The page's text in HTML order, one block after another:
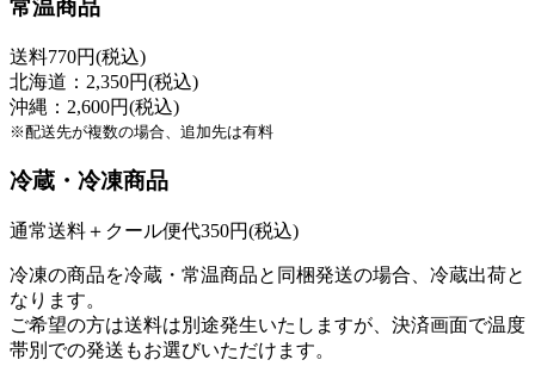
常温商品
送料770円(税込)
北海道：2,350円(税込)
沖縄：2,600円(税込)
※配送先が複数の場合、追加先は有料
冷蔵・冷凍商品
通常送料＋クール便代350円(税込)
冷凍の商品を冷蔵・常温商品と同梱発送の場合、冷蔵出荷と
なります。
ご希望の方は送料は別途発生いたしますが、決済画面で温度
帯別での発送もお選びいただけます。